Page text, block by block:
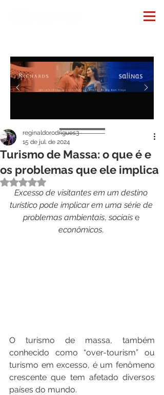
Turismo de Massa: o que é e
os problemas que ele implica
reginaldorodrigues3
15 de jul. de 2024
Avaliado com NaN de 5 estrelas.
Excesso de visitantes em um destino
turístico pode implicar em uma série de
problemas ambientais, sociais e
econômicos.
O turismo de massa, também
conhecido como “over-tourism” ou
turismo em excesso, é um fenômeno
crescente que tem afetado diversos
países do mundo.